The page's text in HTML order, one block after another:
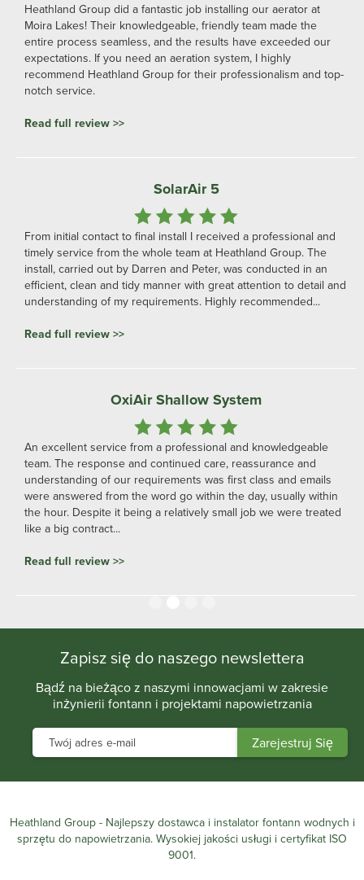
Heathland Group did a fantastic job installing our aerator at
Moira Lakes! Their knowledgeable, friendly team made the
entire process seamless, and the results have exceeded our
expectations. If you need an aeration system, I highly
recommend Heathland Group for their professionalism and top-
notch service.
Read full review >>
SolarAir 5
From initial contact to final install I received a professional and
timely service from the whole team at Heathland Group. The
install, carried out by Darren and Peter, was conducted in an
efficient, clean and tidy manner with great attention to detail and
understanding of my requirements. Highly recommended...
Read full review >>
OxiAir Shallow System
An excellent service from a professional and knowledgeable
team. The response and continued care, reassurance and
understanding of our requirements was first class and emails
were answered from the word go within the day, usually within
the hour. Despite it being a relatively small job we were treated
like a big contract...
Read full review >>
Zapisz się do naszego newslettera
Bądź na bieżąco z naszymi innowacjami w zakresie
inżynierii fontann i projektami napowietrzania
Heathland Group - Najlepszy dostawca i instalator fontann wodnych i
sprzętu do napowietrzania. Wysokiej jakości usługi i certyfikat ISO
9001.